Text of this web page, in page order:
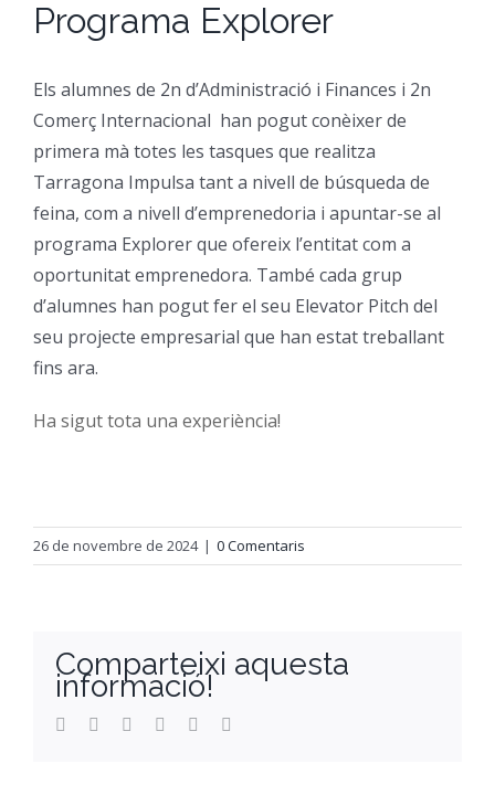
CFGM Manteniment
CFGS Administració i
CFGS Comerç
CFGS Sistemes
CFGS Assistència a la
Formació Ocupacional
CP Operacions auxiliars
Acreditació de competències
Beques
Catàleg de serveis
Certificació d’idiomes
Orientació
Notícies
On Som
Instal·lacions
Programa Explorer
Els alumnes de 2n d’Administració i Finances i 2n
Comerç Internacional han pogut conèixer de
primera mà totes les tasques que realitza
Tarragona Impulsa tant a nivell de búsqueda de
feina, com a nivell d’emprenedoria i apuntar-se al
programa Explorer que ofereix l’entitat com a
oportunitat emprenedora. També cada grup
d’alumnes han pogut fer el seu Elevator Pitch del
seu projecte empresarial que han estat treballant
fins ara.
Ha sigut tota una experiència!
26 de novembre de 2024 | 0 Comentaris
Comparteixi aquesta
informació!
Facebook
TwitterReddit LinkedInWhatsApp